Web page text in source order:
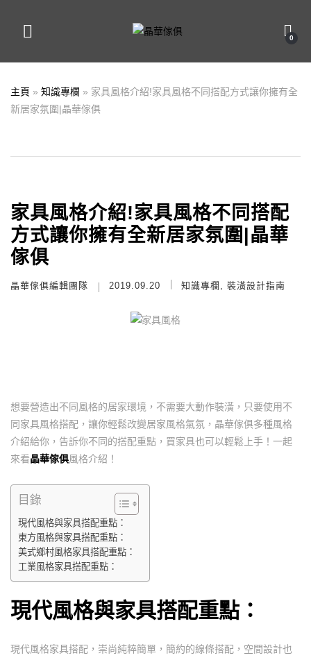
0
主頁 » 知識專欄 » 家具風格介紹!家具風格不同搭配方式讓你擁有全
新居家氛圍|晶華傢俱
家具風格介紹!家具風格不同搭配
方式讓你擁有全新居家氛圍|晶華
傢俱
晶華傢俱編輯團隊 2019.09.20 知識專欄 , 裝潢設計指南
想要營造出不同風格的居家環境，不需要大動作裝潢，只要使用不
同家具風格搭配，讓你輕鬆改變居家風格氣氛，晶華傢俱多種風格
介紹給你，告訴你不同的搭配重點，買家具也可以輕鬆上手！一起
來看晶華傢俱風格介紹！
目錄
現代風格與家具搭配重點：
東方風格與家具搭配重點：
美式鄉村風格家具搭配重點：
工業風格家具搭配重點：
現代風格與家具搭配重點：
現代風格家具搭配，崇尚純粹簡單，簡約的線條搭配，空間設計也